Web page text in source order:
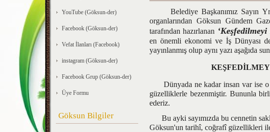
YouTube (Göksun-der)
Facebook (Göksun-der)
Vefat İlanları (Facebook)
instagram (Göksun-der)
Facebook Grup (Göksun-der)
Üye Formu
Göksun Bilgiler
Belediye Başkanımız Sayın
organlarından Göksun Gündem
tarafından hazırlanan
en önemli ekonomi ve İş Dünyası
yayınlanmış olup aynı yazı aşağıda
Dünyada ne kadar insan var ise o
güzelliklerle bezenmiştir. Bununla
ederiz.
Bu ayki sayımızda bu cennetin
Göksun'un tarihî, coğrafî güzellikleri